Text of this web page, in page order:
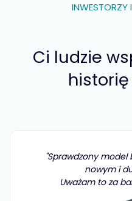
INWESTORZY
Ci ludzie
"Sprawdzony model
nowym i
Uważam to za
"Innowacyjne
umożliwia
społeczeństwa bez